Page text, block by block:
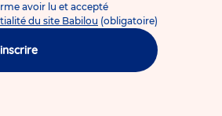
avoir lu et accepté
du site Babilou (obligatoire)